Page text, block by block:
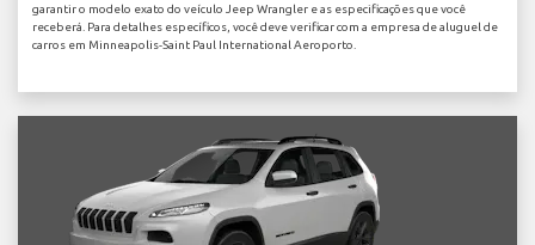
garantir o modelo exato do veículo Jeep Wrangler e as especificações que você
receberá. Para detalhes específicos, você deve verificar com a empresa de aluguel de
carros em Minneapolis-Saint Paul International Aeroporto.